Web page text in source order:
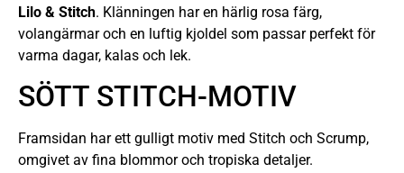
Lilo & Stitch. Klänningen har en härlig rosa färg,
volangärmar och en luftig kjoldel som passar perfekt för
varma dagar, kalas och lek.
SÖTT STITCH-MOTIV
Framsidan har ett gulligt motiv med Stitch och Scrump,
omgivet av fina blommor och tropiska detaljer.